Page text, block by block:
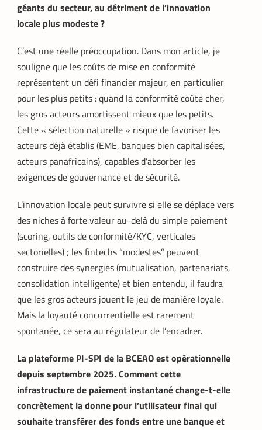
géants du secteur, au détriment de l’innovation
locale plus modeste ?
C’est une réelle préoccupation. Dans mon article, je
souligne que les coûts de mise en conformité
représentent un défi financier majeur, en particulier
pour les plus petits : quand la conformité coûte cher,
les gros acteurs amortissent mieux que les petits.
Cette « sélection naturelle » risque de favoriser les
acteurs déjà établis (EME, banques bien capitalisées,
acteurs panafricains), capables d’absorber les
exigences de gouvernance et de sécurité.
L’innovation locale peut survivre si elle se déplace vers
des niches à forte valeur au-delà du simple paiement
(scoring, outils de conformité/KYC, verticales
sectorielles) ; les fintechs “modestes” peuvent
construire des synergies (mutualisation, partenariats,
consolidation intelligente) et bien entendu, il faudra
que les gros acteurs jouent le jeu de manière loyale.
Mais la loyauté concurrentielle est rarement
spontanée, ce sera au régulateur de l’encadrer.
La plateforme PI-SPI de la BCEAO est opérationnelle
depuis septembre 2025. Comment cette
infrastructure de paiement instantané change-t-elle
concrètement la donne pour l’utilisateur final qui
souhaite transférer des fonds entre une banque et